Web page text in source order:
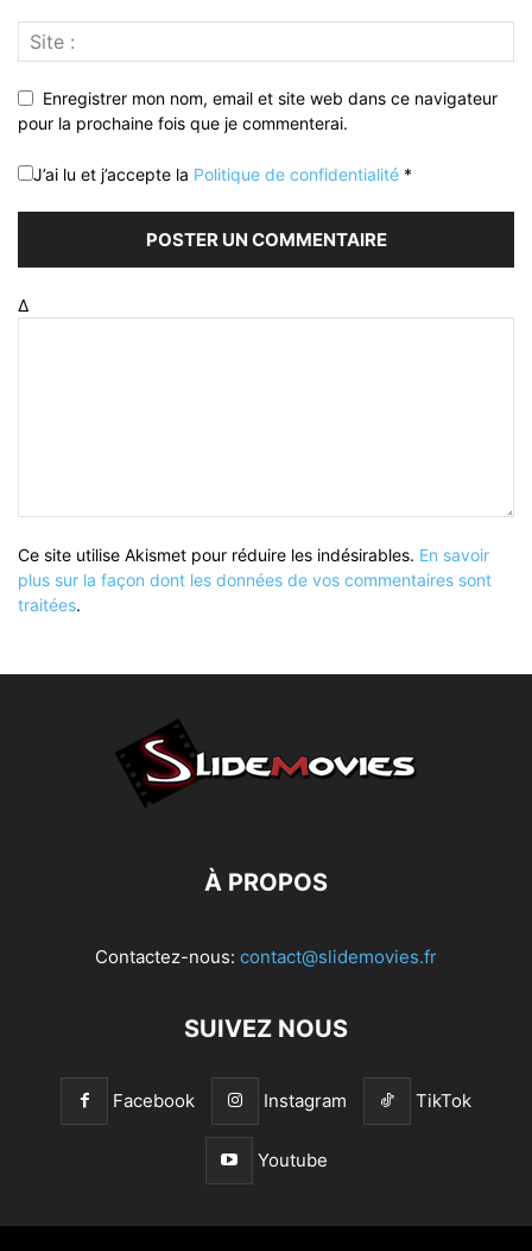
Enregistrer mon nom, email et site web dans ce navigateur
pour la prochaine fois que je commenterai.
J’ai lu et j’accepte la Politique de confidentialité *
Δ
Ce site utilise Akismet pour réduire les indésirables. En savoir
plus sur la façon dont les données de vos commentaires sont
traitées.
À PROPOS
Contactez-nous: contact@slidemovies.fr
SUIVEZ NOUS
Facebook Instagram TikTok
Youtube